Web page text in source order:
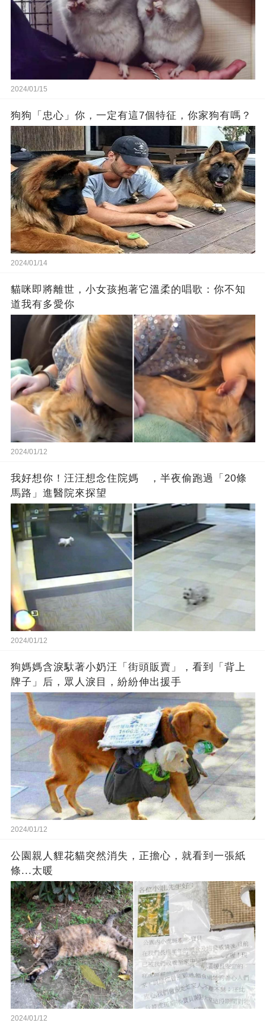
2024/01/15
狗狗「忠心」你，一定有這7個特征，你家狗有嗎？
2024/01/14
貓咪即將離世，小女孩抱著它溫柔的唱歌：你不知
道我有多愛你
2024/01/12
我好想你！汪汪想念住院媽 ，半夜偷跑過「20條
馬路」進醫院來探望
2024/01/12
狗媽媽含淚馱著小奶汪「街頭販賣」，看到「背上
牌子」后，眾人淚目，紛紛伸出援手
2024/01/12
公園親人貍花貓突然消失，正擔心，就看到一張紙
條...太暖
2024/01/12